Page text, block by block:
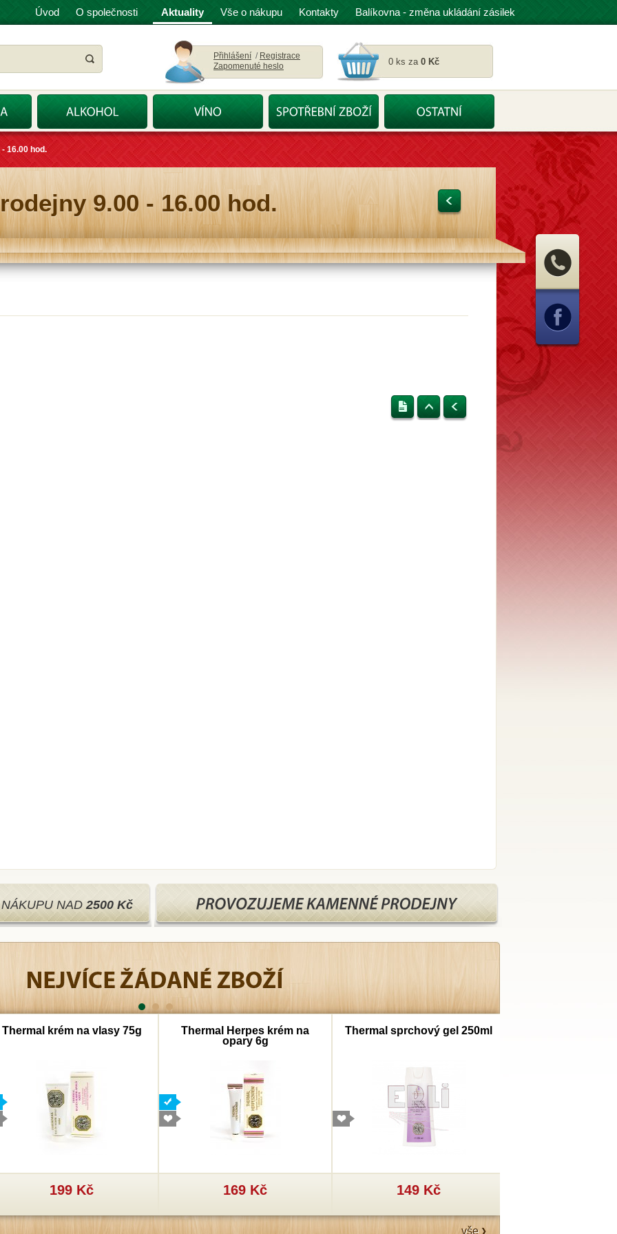
Úvod O společnosti Aktuality Vše o nákupu Kontakty Balíkovna - změna ukládání zásilek
Přihlášení / Registrace
Zapomenuté heslo
0 ks za 0 Kč
16.00 hod.
9.00 - 16.00 hod.
NAD2500 Kč
Thermal krém na vlasy 75g
199 Kč
Thermal Herpes krém na
opary 6g
169 Kč
Thermal sprchový gel 250ml
149 Kč
vše